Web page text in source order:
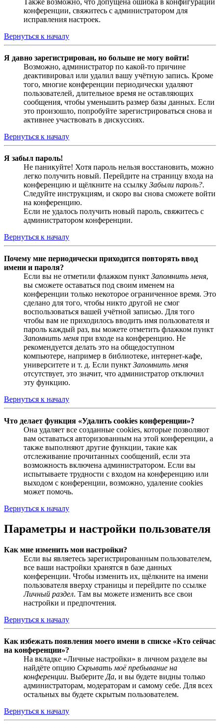
конференции, свяжитесь с администратором для
исправления настроек.
Вернуться к началу
Я давно зарегистрирован, но больше не могу войти!
Возможно, администратор по какой-то причине
деактивировал или удалил вашу учётную запись. Кроме
того, многие конференции периодически удаляют
пользователей, длительное время не оставляющих
сообщения, чтобы уменьшить размер базы данных. Если
это произошло, попробуйте зарегистрироваться снова и
активнее участвовать в дискуссиях.
Вернуться к началу
Я забыл пароль!
Не паникуйте! Хотя пароль нельзя восстановить, можно
легко получить новый. Перейдите на страницу входа на
конференцию и щёлкните на ссылку Забыли пароль?.
Следуйте инструкциям, и скоро вы снова сможете войти
на конференцию.
Если не удалось получить новый пароль, свяжитесь с
администратором конференции.
Вернуться к началу
Почему мне периодически приходится повторять ввод
имени и пароля?
Если вы не отметили флажком пункт Запомнить меня,
вы сможете оставаться под своим именем на
конференции только некоторое ограниченное время. Это
сделано для того, чтобы никто другой не смог
воспользоваться вашей учётной записью. Для того
чтобы вам не приходилось вводить имя пользователя и
пароль каждый раз, вы можете отметить флажком пункт
Запомнить меня при входе на конференцию. Не
рекомендуется делать это на общедоступном
компьютере, например в библиотеке, интернет-кафе,
университете и т. д. Если пункт Запомнить меня
отсутствует, это значит, что администратор отключил
эту функцию.
Вернуться к началу
Что делает функция «Удалить cookies конференции»?
Она удаляет все созданные cookies, которые позволяют
вам оставаться авторизованным на этой конференции, а
также выполняют другие функции, такие как
отслеживание прочитанных сообщений, если эта
возможность включена администратором. Если вы
испытываете трудности с входом на конференцию или
выходом с конференции, возможно, удаление cookies
может помочь.
Вернуться к началу
Параметры и настройки пользователя
Как мне изменить мои настройки?
Если вы являетесь зарегистрированным пользователем,
все ваши настройки хранятся в базе данных
конференции. Чтобы изменить их, щёлкните на имени
пользователя вверху страницы и перейдите по ссылке
Личный раздел. Там вы можете изменить все свои
настройки и предпочтения.
Вернуться к началу
Как избежать появления моего имени в списке «Кто сейчас
на конференции»?
На вкладке «Личные настройки» в личном разделе вы
найдёте опцию Скрывать моё пребывание на
конференции. Выберите Да, и вы будете видны только
администраторам, модераторам и самому себе. Для всех
остальных вы будете скрытым пользователем.
Вернуться к началу